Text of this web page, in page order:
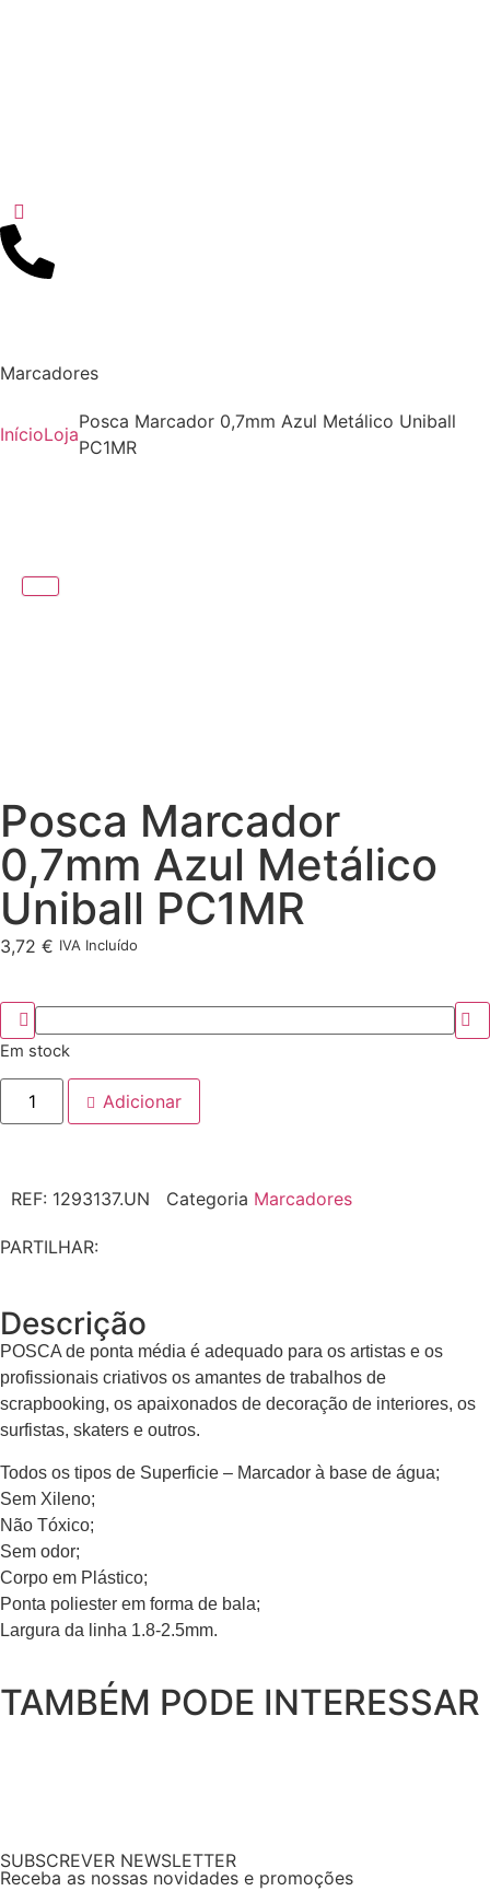
Marcadores
InícioLoja
Posca Marcador 0,7mm Azul Metálico Uniball
PC1MR
Posca Marcador
0,7mm Azul Metálico
Uniball PC1MR
3,72 € IVA Incluído
Em stock
Adicionar
REF: 1293137.UN Categoria Marcadores
PARTILHAR:
Descrição
POSCA de ponta média é adequado para os artistas e os
profissionais criativos os amantes de trabalhos de
scrapbooking, os apaixonados de decoração de interiores, os
surfistas, skaters e outros.
Todos os tipos de Superficie – Marcador à base de água;
Sem Xileno;
Não Tóxico;
Sem odor;
Corpo em Plástico;
Ponta poliester em forma de bala;
Largura da linha 1.8-2.5mm.
TAMBÉM PODE INTERESSAR
SUBSCREVER NEWSLETTER
Receba as nossas novidades e promoções